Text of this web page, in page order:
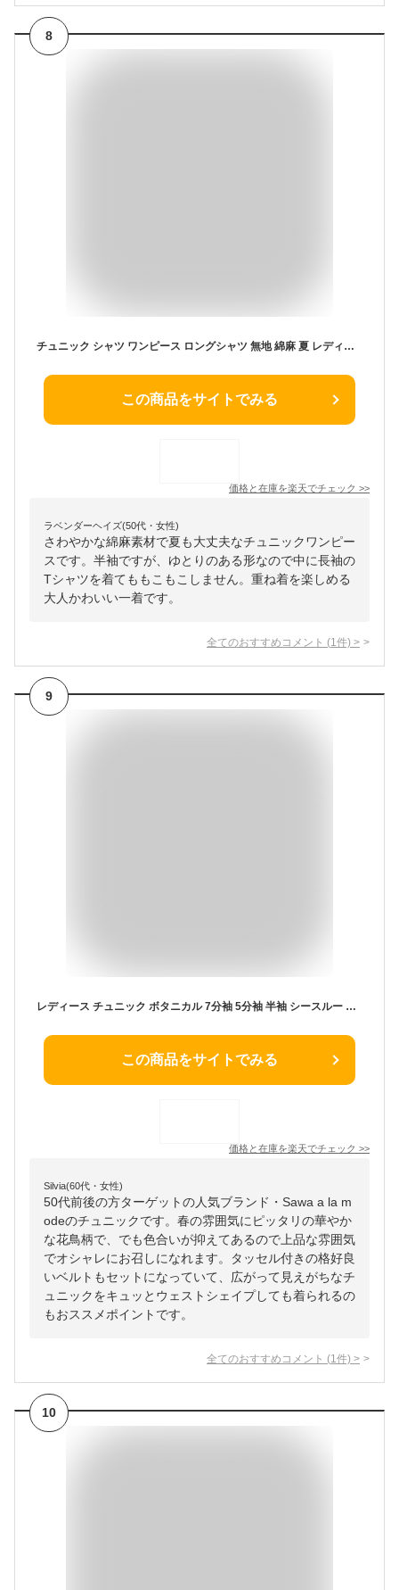
8
チュニック シャツ ワンピース ロングシャツ 無地 綿麻 夏 レディース シャツブラウス ワンピース ロング 膝丈 40代 50代 体型カバー ゆったり 春 夏
この商品をサイトでみる
価格と在庫を楽天でチェック >>
ラベンダーヘイズ(50代・女性)
さわやかな綿麻素材で夏も大丈夫なチュニックワンピー
スです。半袖ですが、ゆとりのある形なので中に長袖の
Tシャツを着てももこもこしません。重ね着を楽しめる
大人かわいい一着です。
全てのおすすめコメント (1 件) >
9
レディース チュニック ボタニカル 7分袖 5分袖 半袖 シースルー ワンピース ナチュラル グリーン 夏服 春服 春 夏 婦人服 ミセス ミセスファッション 大人可愛い 30代 40代 50代 60代 サワアラモード sawaalamode otona 大人 kawaii 可愛い 洋服 かわいい服 ナチュラル服
この商品をサイトでみる
価格と在庫を楽天でチェック >>
Silvia(60代・女性)
50代前後の方ターゲットの人気ブランド・Sawa a la m
odeのチュニックです。春の雰囲気にピッタリの華やか
な花鳥柄で、でも色合いが抑えてあるので上品な雰囲気
でオシャレにお召しになれます。タッセル付きの格好良
いベルトもセットになっていて、広がって見えがちなチ
ュニックをキュッとウェストシェイプしても着られるの
もおススメポイントです。
全てのおすすめコメント (1 件) >
10